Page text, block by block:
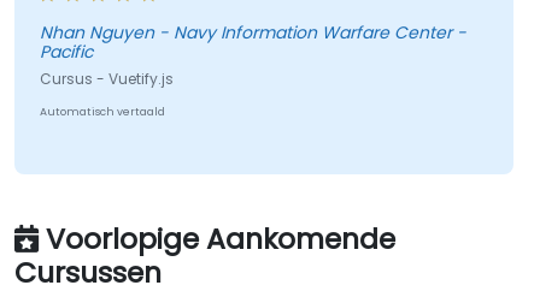
Nhan Nguyen - Navy Information Warfare Center -
Pacific
Cursus - Vuetify.js
Automatisch vertaald
Voorlopige Aankomende
Cursussen